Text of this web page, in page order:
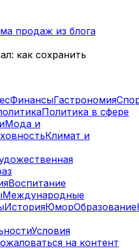
продаж из блога
как сохранить
ФинансыГастрономия
Политика в сфере
Мода и
Климат и
Воспитание
Международные
ИсторияЮморОбразование
Условия
на контент